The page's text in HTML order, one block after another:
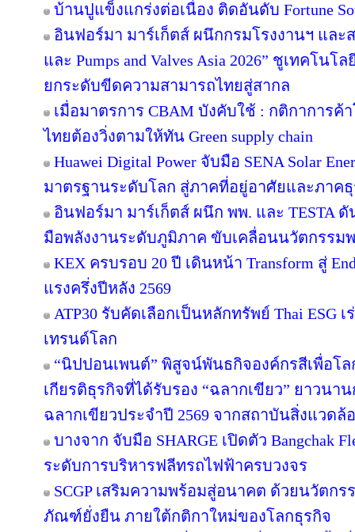
บ้านปูแข็งแกร่งต่อเนื่อง ติดอันดับ Fortune
อินฟอร์มา มาร์เก็ตส์ ผนึกกรมโรงงานฯ และ
และ Pumps and Valves Asia 2026” ชูเทคโน
ยกระดับขีดความสามารถไทยสู่สากล
เมื่อมาตรการ CBAM บังคับใช้ : กติกาการค้
ไทยต้องวิ่งตามให้ทัน Green supply chain
Huawei Digital Power จับมือ SENA Solar
มาตรฐานระดับโลก สู่ภาคที่อยู่อาศัยและภาค
อินฟอร์มา มาร์เก็ตส์ ผนึก พพ. และ TESTA ดั
มือพลังงานระดับภูมิภาค ขับเคลื่อนนวัตกรรม
KEX ครบรอบ 20 ปี เดินหน้า Transform สู่
แรงครึ่งปีหลัง 2569
ATP30 รับคัดเลือกเป็นหลักทรัพย์ Thai ESG เ
เทรนด์โลก
“นิปปอนเพนต์” พิสูจน์พันธกิจองค์กรสีเพื่อโ
เกียรติธุรกิจที่ได้รับรอง “ฉลากเขียว” ยาวนา
ฉลากเขียวประจำปี 2569 จากสถาบันสิ่งแวดล้
บางจาก จับมือ SHARGE เปิดตัว Bangchak
ระดับการบริหารฟลีทรถไฟฟ้าครบวงจร
SCGP เสริมความพร้อมสู่อนาคต ด้วยนวัตก
ภัณฑ์ยั่งยืน ภายใต้กติกาใหม่ของโลกธุรกิจ